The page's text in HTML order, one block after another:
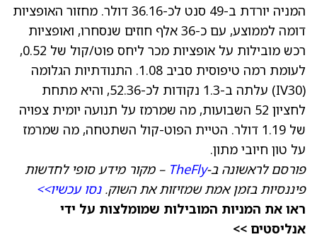
המניה יורדת ב-49 סנט לכ-36.16 דולר. מחזור האופציות
דומה לממוצע, עם כ-36 אלף חוזים שנסחרו, ואופציות
רכש מובילות על אופציות מכר ליחס פוט/קול של 0.52,
לעומת רמה טיפוסית סביב 1.08. התנודתיות הגלומה
(IV30) עלתה ב-1.3 נקודות לכ-52.36, והיא מתחת
לחציון 52 השבועות, מה שמרמז על תנועה יומית צפויה
של 1.19 דולר. הטיית הפוט-קול השתטחה, מה שמרמז
על טון חיובי מתון.
פורסם לראשונה ב-TheFly – מקור מידע סופי לחדשות
פיננסיות בזמן אמת שמזיזות את השוק.נסו עכשיו>>
ראו את המניות המובילות שמומלצות על ידי
אנליסטים >>